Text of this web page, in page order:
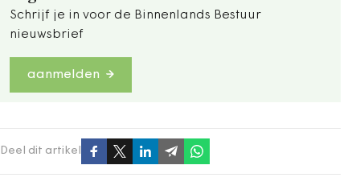
Schrijf je in voor de Binnenlands Bestuur
nieuwsbrief
aanmelden
Deel dit artikel